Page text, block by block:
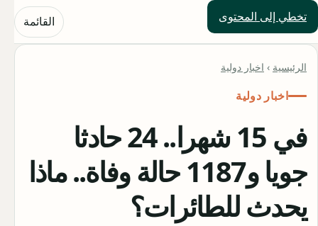
تخطي إلى المحتوى
حلول العالم القائمة
الرئيسية › اخبار دولية
اخبار دولية
في 15 شهرا.. 24 حادثا
جويا و1187 حالة وفاة.. ماذا
يحدث للطائرات؟